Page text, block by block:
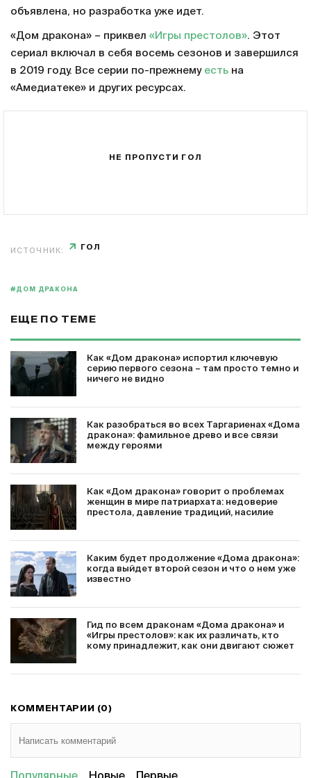
объявлена, но разработка уже идет.
«Дом дракона» – приквел «Игры престолов». Этот
сериал включал в себя восемь сезонов и завершился
в 2019 году. Все серии по-прежнему есть на
«Амедиатеке» и других ресурсах.
НЕ ПРОПУСТИ ГОЛ
ИСТОЧНИК: ГОЛ
#ДОМ ДРАКОНА
ЕЩЕ ПО ТЕМЕ
Как «Дом дракона» испортил ключевую
серию первого сезона – там просто темно и
ничего не видно
Как разобраться во всех Таргариенах «Дома
дракона»: фамильное древо и все связи
между героями
Как «Дом дракона» говорит о проблемах
женщин в мире патриархата: недоверие
престола, давление традиций, насилие
Каким будет продолжение «Дома дракона»:
когда выйдет второй сезон и что о нем уже
известно
Гид по всем драконам «Дома дракона» и
«Игры престолов»: как их различать, кто
кому принадлежит, как они двигают сюжет
КОММЕНТАРИИ (0)